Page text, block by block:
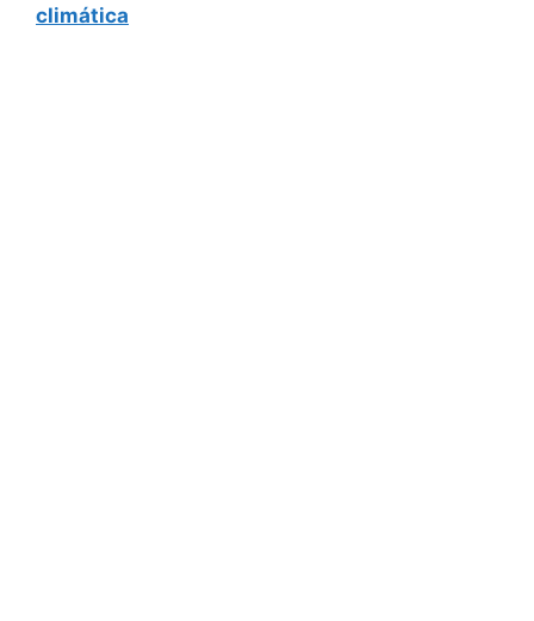
climática